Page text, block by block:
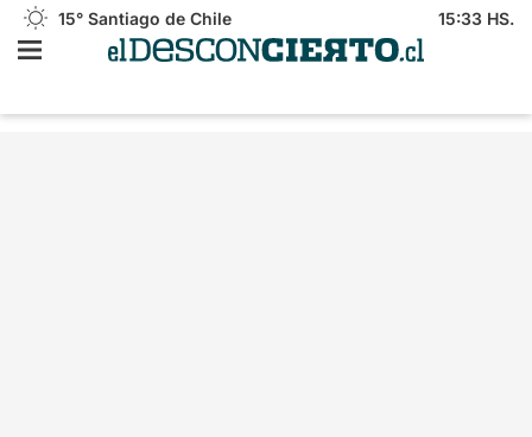
15° Santiago de Chile 15:33 HS.